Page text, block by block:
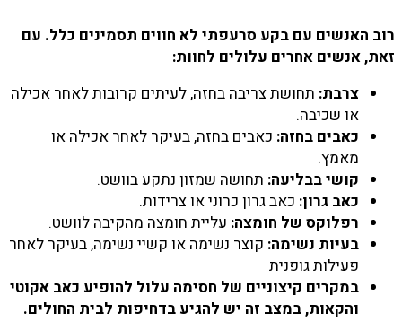
רוב האנשים עם בקע סרעפתי לא חווים תסמינים כלל. עם
זאת, אנשים אחרים עלולים לחוות:
צרבת: תחושת צריבה בחזה, לעיתים קרובות לאחר אכילה
או שכיבה.
כאבים בחזה: כאבים בחזה, בעיקר לאחר אכילה או
מאמץ.
קושי בבליעה: תחושה שמזון נתקע בוושט.
כאב גרון: כאב גרון כרוני או צרידות.
רפלוקס של חומצה: עליית חומצה מהקיבה לוושט.
בעיות נשימה: קוצר נשימה או קשיי נשימה, בעיקר לאחר
פעילות גופנית
במקרים קיצוניים של חסימה עלול להופיע כאב אקוטי
והקאות, במצב זה יש להגיע בדחיפות לבית החולים.